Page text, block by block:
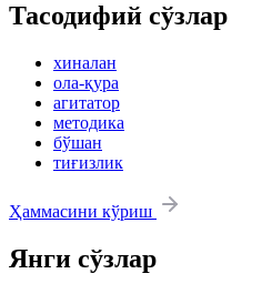
Тасодифий сўзлар
хиналан
ола-қура
агитатор
методика
бўшан
тиғизлик
Ҳаммасини кўриш
Янги сўзлар